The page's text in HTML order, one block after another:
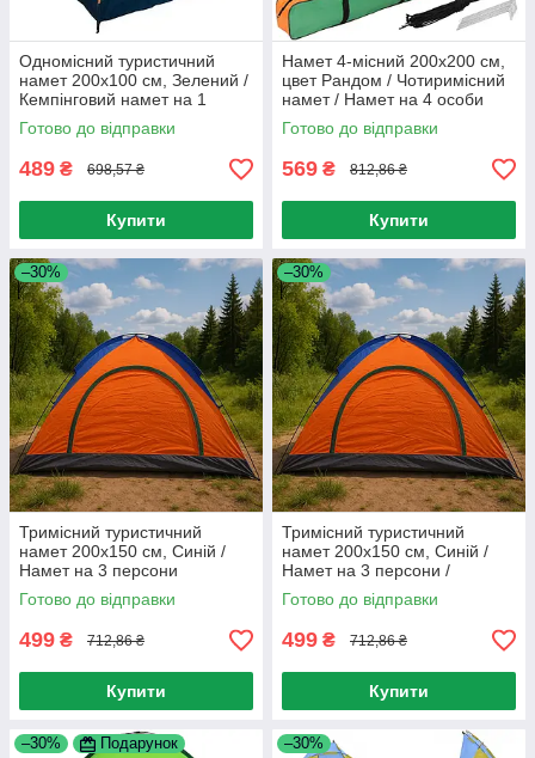
Одномісний туристичний
намет 200х100 см, Зелений /
Кемпінговий намет на 1
особу / Намет для відпочинку
Готово до відправки
489 ₴ 698,57 ₴
Купити
Намет 4-місний 200х200 см,
цвет Рандом / Чотиримісний
намет / Намет на 4 особи
Готово до відправки
569 ₴ 812,86 ₴
Купити
–30%
Тримісний туристичний
намет 200х150 см, Синій /
Намет на 3 персони
Готово до відправки
499 ₴ 712,86 ₴
Купити
–30%
Тримісний туристичний
намет 200х150 см, Синій /
Намет на 3 персони /
Тримісний намет для
кемпінгу
Готово до відправки
499 ₴ 712,86 ₴
Купити
–30% Подарунок –30%